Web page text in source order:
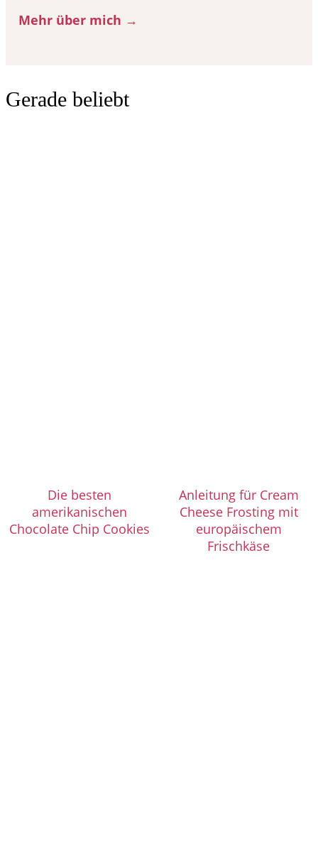
Mehr über mich →
Gerade beliebt
Die besten
amerikanischen
Chocolate Chip Cookies
Anleitung für Cream
Cheese Frosting mit
europäischem
Frischkäse